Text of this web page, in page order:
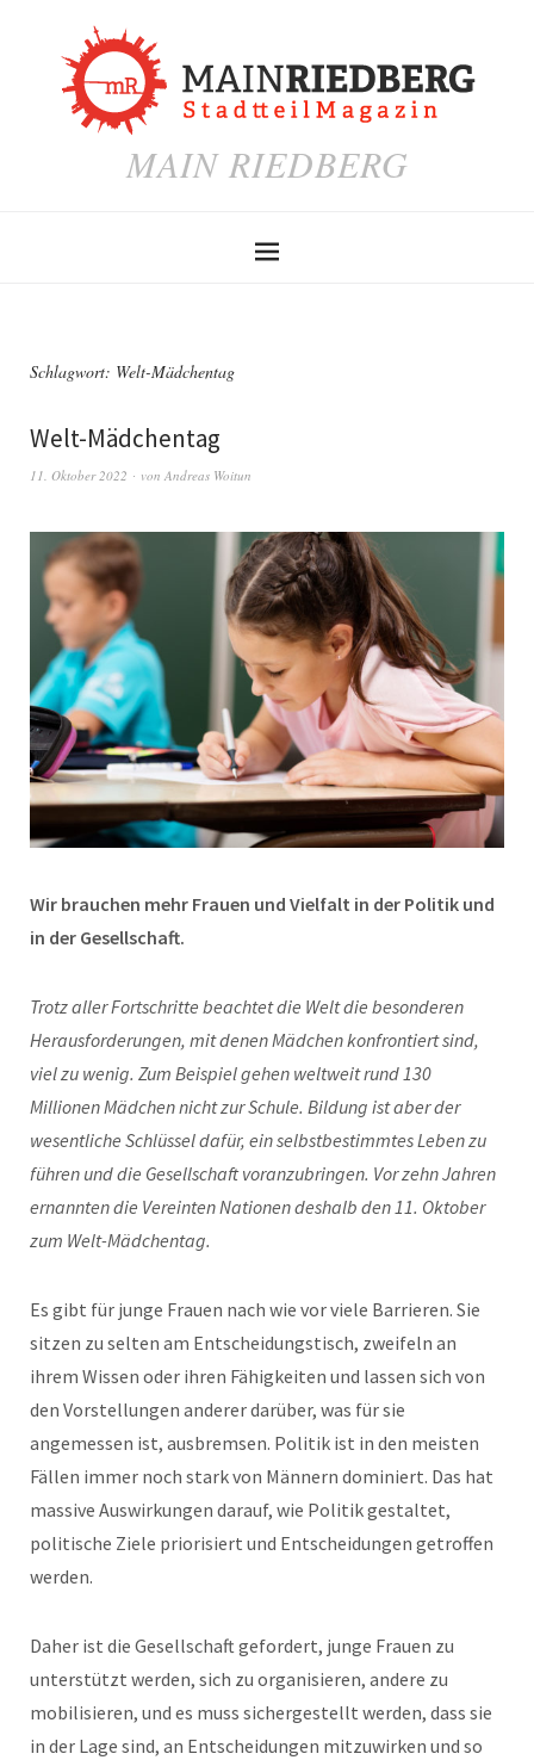
MAIN RIEDBERG
Schlagwort: Welt-Mädchentag
Welt-Mädchentag
11. Oktober 2022 von Andreas Woitun
Wir brauchen mehr Frauen und Vielfalt in der Politik und
in der Gesellschaft.
Trotz aller Fortschritte beachtet die Welt die besonderen
Herausforderungen, mit denen Mädchen konfrontiert sind,
viel zu wenig. Zum Beispiel gehen weltweit rund 130
Millionen Mädchen nicht zur Schule. Bildung ist aber der
wesentliche Schlüssel dafür, ein selbstbestimmtes Leben zu
führen und die Gesellschaft voranzubringen. Vor zehn Jahren
ernannten die Vereinten Nationen deshalb den 11. Oktober
zum Welt-Mädchentag.
Es gibt für junge Frauen nach wie vor viele Barrieren. Sie
sitzen zu selten am Entscheidungstisch, zweifeln an
ihrem Wissen oder ihren Fähigkeiten und lassen sich von
den Vorstellungen anderer darüber, was für sie
angemessen ist, ausbremsen. Politik ist in den meisten
Fällen immer noch stark von Männern dominiert. Das hat
massive Auswirkungen darauf, wie Politik gestaltet,
politische Ziele priorisiert und Entscheidungen getroffen
werden.
Daher ist die Gesellschaft gefordert, junge Frauen zu
unterstützt werden, sich zu organisieren, andere zu
mobilisieren, und es muss sichergestellt werden, dass sie
in der Lage sind, an Entscheidungen mitzuwirken und so